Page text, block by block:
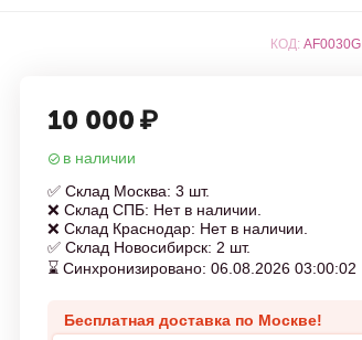
КОД: AF0030G
10 000 ₽
в наличии
✅ Склад Москва: 3 шт.
❌ Склад СПБ: Нет в наличии.
❌ Склад Краснодар: Нет в наличии.
✅ Склад Новосибирск: 2 шт.
⌛ Синхронизировано: 06.08.2026 03:00:02
Бесплатная доставка по Москве!